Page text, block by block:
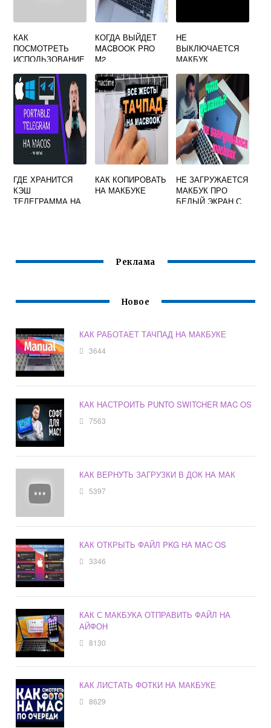
КАК
ПОСМОТРЕТЬ
ИСПОЛЬЗОВАНИЕ
ПАМЯТИ НА МАК
КОГДА ВЫЙДЕТ
MACBOOK PRO
M2
НЕ
ВЫКЛЮЧАЕТСЯ
МАКБУК
ГДЕ ХРАНИТСЯ
КЭШ
ТЕЛЕГРАММА НА
КАК КОПИРОВАТЬ
НА МАКБУКЕ
НЕ ЗАГРУЖАЕТСЯ
МАКБУК ПРО
БЕЛЫЙ ЭКРАН С
Реклама
Новое
КАК РАБОТАЕТ ТАЧПАД НА МАКБУКЕ
3644
КАК НАСТРОИТЬ PUNTO SWITCHER MAC OS
7563
КАК ВЕРНУТЬ ЗАГРУЗКИ В ДОК НА МАК
5397
КАК ОТКРЫТЬ ФАЙЛ PKG НА MAC OS
3346
КАК С МАКБУКА ОТПРАВИТЬ ФАЙЛ НА
АЙФОН
8130
КАК ЛИСТАТЬ ФОТКИ НА МАКБУКЕ
8629